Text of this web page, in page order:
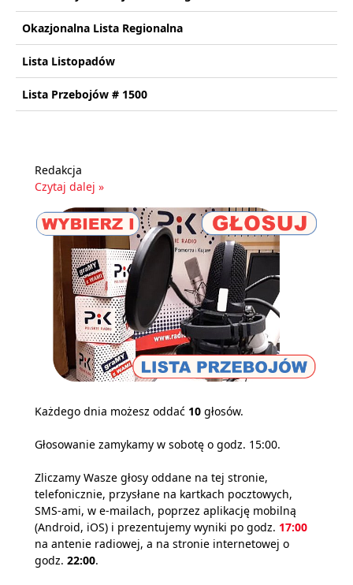
Okazjonalna Lista Regionalna
Lista Listopadów
Lista Przebojów # 1500
Redakcja
Czytaj dalej »
Każdego dnia możesz oddać 10 głosów.
Głosowanie zamykamy w sobotę o godz. 15:00.
Zliczamy Wasze głosy oddane na tej stronie,
telefonicznie, przysłane na kartkach pocztowych,
SMS-ami, w e-mailach, poprzez aplikację mobilną
(Android, iOS) i prezentujemy wyniki po godz. 17:00
na antenie radiowej, a na stronie internetowej o
godz. 22:00.